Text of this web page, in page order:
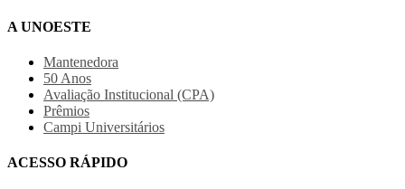
A UNOESTE
Mantenedora
50 Anos
Avaliação Institucional (CPA)
Prêmios
Campi Universitários
ACESSO RÁPIDO